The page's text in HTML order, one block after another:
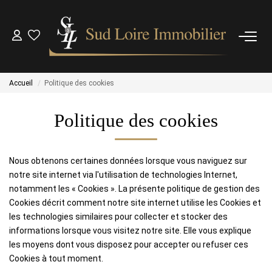
ESTIMATION
NOS AGENCES
OUTILS
CONTACT
Accueil Politique des cookies
Politique des cookies
Nous obtenons certaines données lorsque vous naviguez sur
notre site internet via l'utilisation de technologies Internet,
notamment les « Cookies ». La présente politique de gestion des
Cookies décrit comment notre site internet utilise les Cookies et
les technologies similaires pour collecter et stocker des
informations lorsque vous visitez notre site. Elle vous explique
les moyens dont vous disposez pour accepter ou refuser ces
Cookies à tout moment.